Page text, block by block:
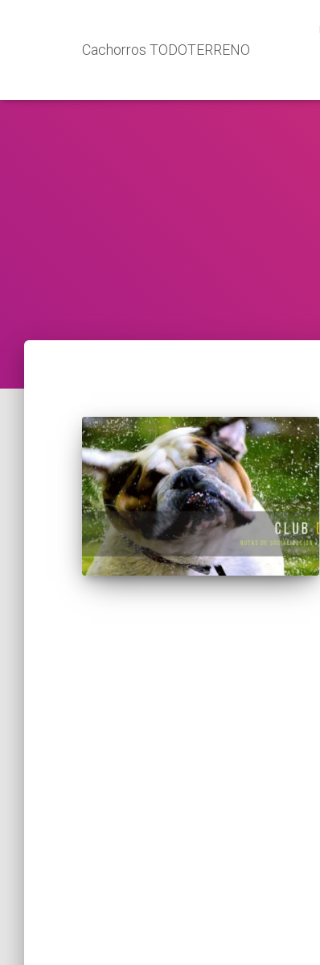
Cachorros TODOTERRENO